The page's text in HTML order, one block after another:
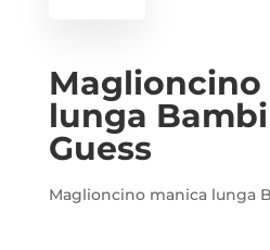
Maglioncino
lunga
Guess
Maglioncino manica lunga